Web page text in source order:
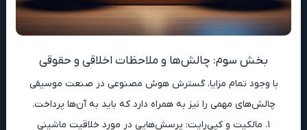
بخش سوم: چالش‌ها و ملاحظات اخلاقی و حقوقی
با وجود تمام مزایا، گسترش هوش مصنوعی در صنعت موسیقی
چالش‌های مهمی را نیز به همراه دارد که باید به آن‌ها پرداخت.
۱. مالکیت و کپی‌رایت: پرسش‌هایی در مورد خلاقیت ماشینی